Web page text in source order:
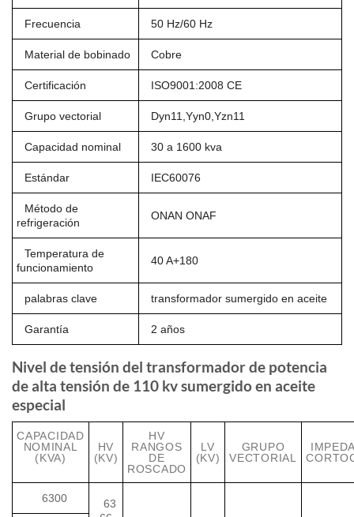
Frecuencia 50 Hz/60 Hz
Material de bobinado Cobre
Certificación ISO9001:2008 CE
Grupo vectorial Dyn11,Yyn0,Yzn11
Capacidad nominal 30 a 1600 kva
Estándar IEC60076
Método de
refrigeración
ONAN ONAF
Temperatura de
funcionamiento
40 A+180
palabras clave transformador sumergido en aceite
Garantía 2 años
Nivel de tensión del transformador de potencia
de alta tensión de 110 kv sumergido en aceite
especial
CAPACIDAD
NOMINAL
(KVA)
HV
(KV)
HV
RANGOS
DE
ROSCADO
LV
(KV)
GRUPO
VECTORIAL
6300
63